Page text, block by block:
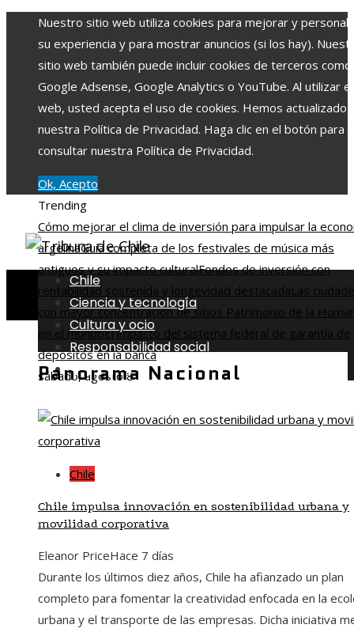
Nuestro sitio web utiliza cookies para mejorar y
su experiencia y para mostrar anuncios (si los hay).
sitio web también puede incluir cookies de terceros como
Google Adsense, Google Analytics o YouTube. Al utilizar
web, usted acepta el uso de cookies. Hemos actualizado
nuestra Política de Privacidad. Haga clic en el botón para
consultar nuestra Política de Privacidad.
Ok, Acepto
Trending
Cómo mejorar el clima de inversión para impulsar la
argelinaGuía completa de los festivales de música más
antiguos y su impacto culturalFondos de inversión con
rentabilidad sostenida y longevidad destacadaLas
con mayor concentración de sitios Patrimonio de la
en el mundoEl impacto del sistema federal de garantía de
depósitos en la banca
sábado, agosto 8
Chile
Ciencia y tecnología
Cultura y ocio
Responsabilidad social
Inversiones y negocios
Panorama Nacional
Chile
Chile impulsa innovación en sostenibilidad urbana y
movilidad corporativa
Eleanor PriceHace 7 días
Durante los últimos diez años, Chile ha afianzado un plan
completo para fomentar la creatividad enfocada en la
urbana y el transporte de las empresas. Dicha iniciativa